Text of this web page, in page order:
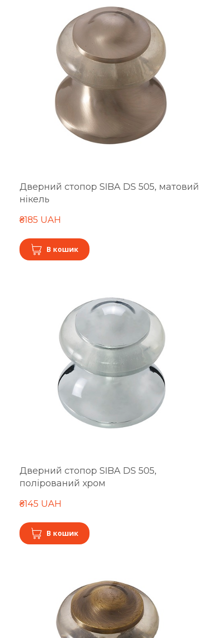
Дверний стопор SIBA DS 505, матовий
нікель
₴185 UAH
В кошик
Дверний стопор SIBA DS 505,
полірований хром
₴145 UAH
В кошик